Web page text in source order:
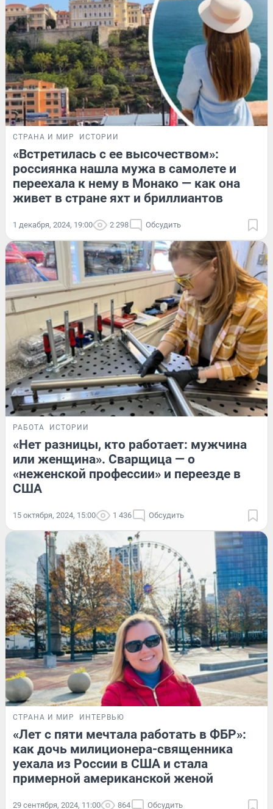
СТРАНА И МИР ИСТОРИИ
«Встретилась с ее высочеством»:
россиянка нашла мужа в самолете и
переехала к нему в Монако — как она
живет в стране яхт и бриллиантов
1 декабря, 2024, 19:00 2 298 Обсудить
РАБОТА ИСТОРИИ
«Нет разницы, кто работает: мужчина
или женщина». Сварщица — о
«неженской профессии» и переезде в
США
15 октября, 2024, 15:00 1 436 Обсудить
СТРАНА И МИР ИНТЕРВЬЮ
«Лет с пяти мечтала работать в ФБР»:
как дочь милиционера-священника
уехала из России в США и стала
примерной американской женой
29 сентября, 2024, 11:00 864 Обсудить